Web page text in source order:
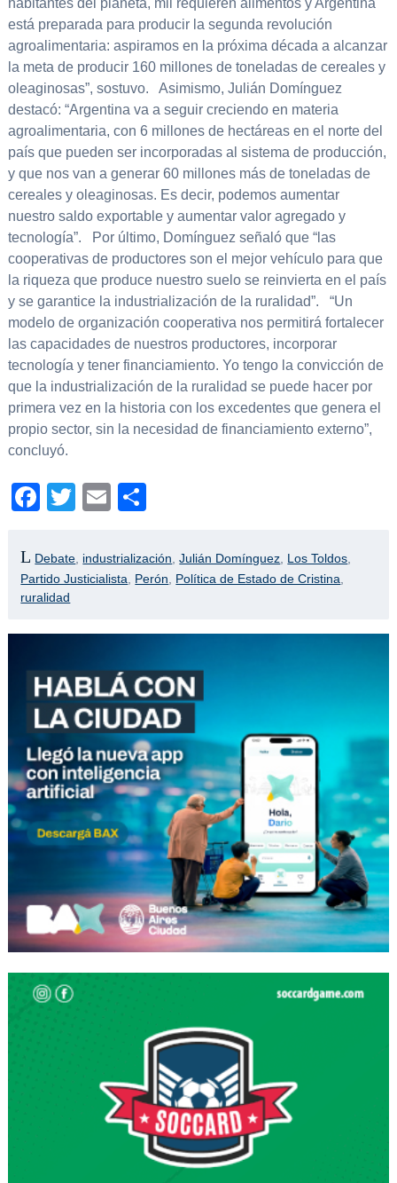
habitantes del planeta, mil requieren alimentos y Argentina
está preparada para producir la segunda revolución
agroalimentaria: aspiramos en la próxima década a alcanzar
la meta de producir 160 millones de toneladas de cereales y
oleaginosas”, sostuvo. Asimismo, Julián Domínguez
destacó: “Argentina va a seguir creciendo en materia
agroalimentaria, con 6 millones de hectáreas en el norte del
país que pueden ser incorporadas al sistema de producción,
y que nos van a generar 60 millones más de toneladas de
cereales y oleaginosas. Es decir, podemos aumentar
nuestro saldo exportable y aumentar valor agregado y
tecnología”. Por último, Domínguez señaló que “las
cooperativas de productores son el mejor vehículo para que
la riqueza que produce nuestro suelo se reinvierta en el país
y se garantice la industrialización de la ruralidad”. “Un
modelo de organización cooperativa nos permitirá fortalecer
las capacidades de nuestros productores, incorporar
tecnología y tener financiamiento. Yo tengo la convicción de
que la industrialización de la ruralidad se puede hacer por
primera vez en la historia con los excedentes que genera el
propio sector, sin la necesidad de financiamiento externo”,
concluyó.
Facebook
TwitterEmail
Debate industrialización ,Julián Domínguez Los Toldos
Partido Justicialista
Perón Política de Estado de Cristina
ruralidad